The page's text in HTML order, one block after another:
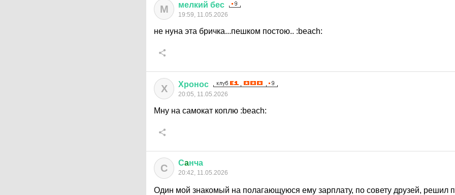
М мелкий бес
19:59, 11.05.2026
не нуна эта бричка...пешком постою.. :beach:
Х Хронос
20:05, 11.05.2026
Мну на самокат коплю :beach:
С Сaнча
20:42, 11.05.2026
Один мой знакомый на полагающуюся ему зарплату, по совету друзей, решил